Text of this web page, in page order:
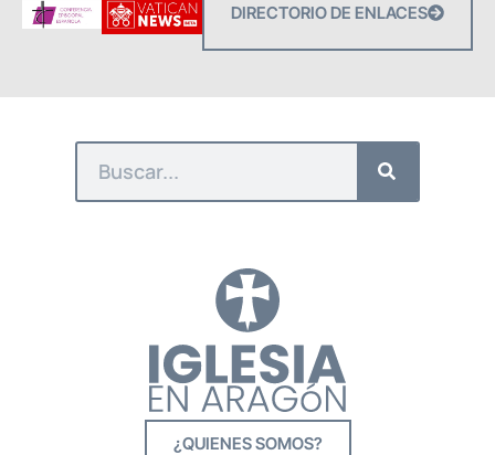
DIRECTORIO DE ENLACES
¿QUIENES SOMOS?